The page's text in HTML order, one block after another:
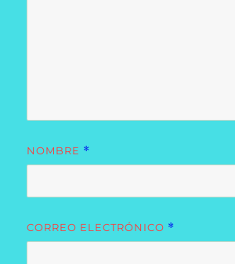
NOMBRE *
CORREO ELECTRÓNICO *